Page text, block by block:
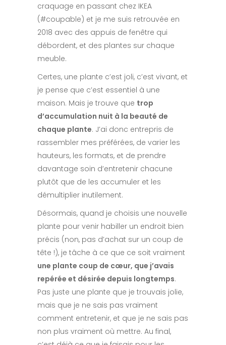
craquage en passant chez IKEA
(#coupable) et je me suis retrouvée en
2018 avec des appuis de fenêtre qui
débordent, et des plantes sur chaque
meuble.
Certes, une plante c’est joli, c’est vivant, et
je pense que c’est essentiel à une
maison. Mais je trouve que trop
d’accumulation nuit à la beauté de
chaque plante. J’ai donc entrepris de
rassembler mes préférées, de varier les
hauteurs, les formats, et de prendre
davantage soin d’entretenir chacune
plutôt que de les accumuler et les
démultiplier inutilement.
Désormais, quand je choisis une nouvelle
plante pour venir habiller un endroit bien
précis (non, pas d’achat sur un coup de
tête !), je tâche à ce que ce soit vraiment
une plante coup de cœur, que j’avais
repérée et désirée depuis longtemps.
Pas juste une plante que je trouvais jolie,
mais que je ne sais pas vraiment
comment entretenir, et que je ne sais pas
non plus vraiment où mettre. Au final,